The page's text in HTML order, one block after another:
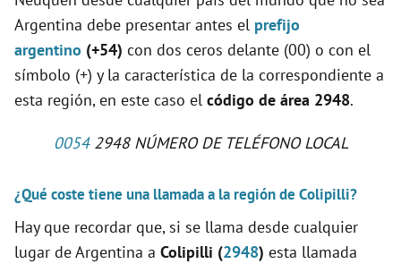
Argentina debe presentar antes el prefijo
argentino (+54) con dos ceros delante (00) o con el
símbolo (+) y la característica de la correspondiente a
esta región, en este caso el código de área 2948.
00542948 NÚMERO DE TELÉFONO LOCAL
¿Qué coste tiene una llamada a la región de Colipilli?
Hay que recordar que, si se llama desde cualquier
lugar de Argentina a Colipilli (2948) esta llamada